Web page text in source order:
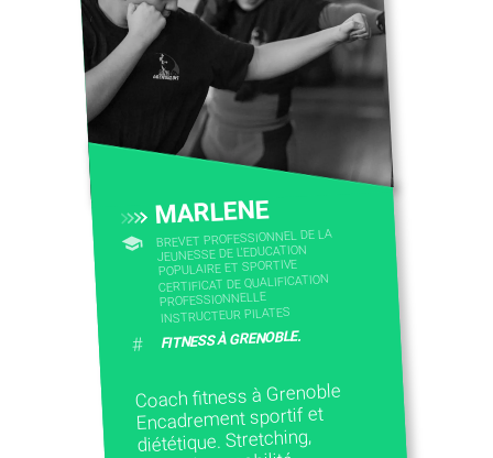
CONTACTEZ-NOUS
MARLENE
BREVET PROFESSIONNEL DE LA
JEUNESSE DE L'EDUCATION
POPULAIRE ET SPORTIVE
CERTIFICAT DE QUALIFICATION
PROFESSIONNELLE
INSTRUCTEUR PILATES
# FITNESS À GRENOBLE.
Coach fitness à Grenoble
Encadrement sportif et
diététique. Stretching,